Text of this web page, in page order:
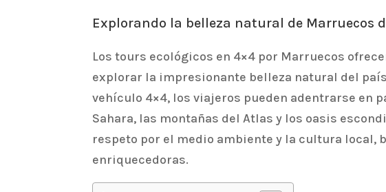
Explorando la belleza natural de Marruecos
Los tours ecológicos en 4×4 por Marruecos
explorar la impresionante belleza natural del
vehículo 4×4, los viajeros pueden adentrarse en
Sahara, las montañas del Atlas y los oasis
respeto por el medio ambiente y la cultura local,
enriquecedoras.